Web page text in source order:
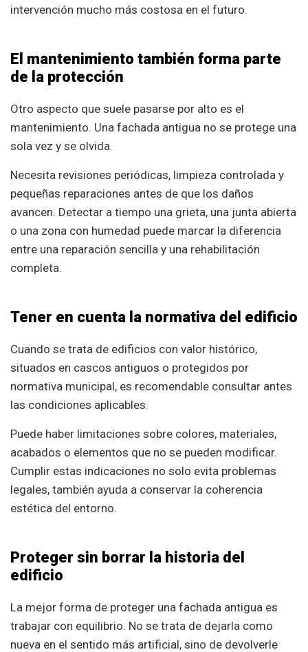
intervención mucho más costosa en el futuro.
El mantenimiento también forma parte
de la protección
Otro aspecto que suele pasarse por alto es el
mantenimiento. Una fachada antigua no se protege una
sola vez y se olvida.
Necesita revisiones periódicas, limpieza controlada y
pequeñas reparaciones antes de que los daños
avancen. Detectar a tiempo una grieta, una junta abierta
o una zona con humedad puede marcar la diferencia
entre una reparación sencilla y una rehabilitación
completa.
Tener en cuenta la normativa del edificio
Cuando se trata de edificios con valor histórico,
situados en cascos antiguos o protegidos por
normativa municipal, es recomendable consultar antes
las condiciones aplicables.
Puede haber limitaciones sobre colores, materiales,
acabados o elementos que no se pueden modificar.
Cumplir estas indicaciones no solo evita problemas
legales, también ayuda a conservar la coherencia
estética del entorno.
Proteger sin borrar la historia del
edificio
La mejor forma de proteger una fachada antigua es
trabajar con equilibrio. No se trata de dejarla como
nueva en el sentido más artificial, sino de devolverle